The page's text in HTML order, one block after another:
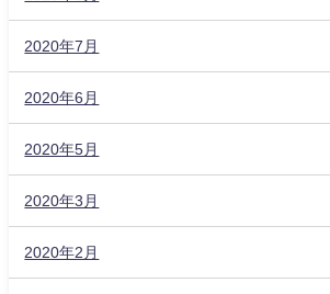
2020年7月
2020年6月
2020年5月
2020年3月
2020年2月